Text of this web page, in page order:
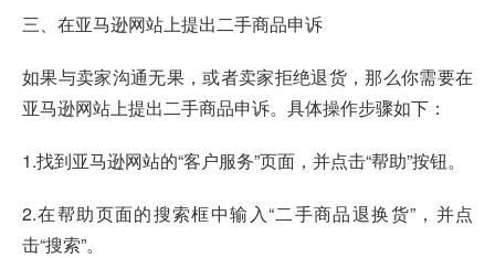
三、在亚马逊网站上提出二手商品申诉
如果与卖家沟通无果，或者卖家拒绝退货，那么你需要在
亚马逊网站上提出二手商品申诉。具体操作步骤如下：
1.找到亚马逊网站的“客户服务”页面，并点击“帮助”按钮。
2.在帮助页面的搜索框中输入“二手商品退换货”，并点
击“搜索”。